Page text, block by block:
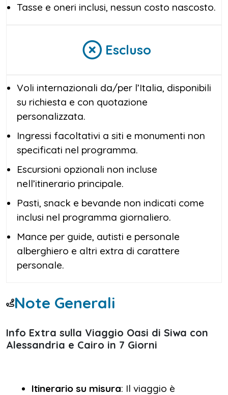
Tasse e oneri inclusi, nessun costo nascosto.
Escluso
Voli internazionali da/per l’Italia, disponibili
su richiesta e con quotazione
personalizzata.
Ingressi facoltativi a siti e monumenti non
specificati nel programma.
Escursioni opzionali non incluse
nell’itinerario principale.
Pasti, snack e bevande non indicati come
inclusi nel programma giornaliero.
Mance per guide, autisti e personale
alberghiero e altri extra di carattere
personale.
Note Generali
Info Extra sulla Viaggio Oasi di Siwa con
Alessandria e Cairo in 7 Giorni
Itinerario su misura: Il viaggio è